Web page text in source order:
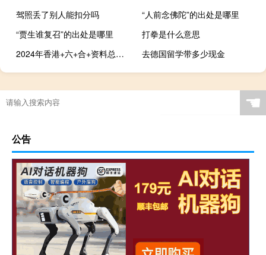
驾照丢了别人能扣分吗
“人前念佛陀”的出处是哪里
“贾生谁复召”的出处是哪里
打拳是什么意思
2024年香港+六+合+资料总站_详细解答解释落实_V48.91.86
去德国留学带多少现金
☚
公告